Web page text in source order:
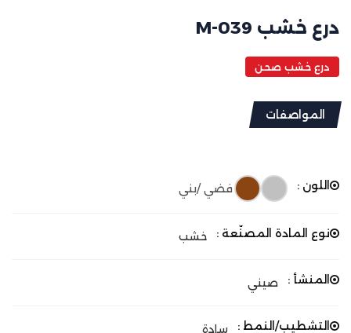
درع خشب M-039
درع خشب صحن
المواصفات
اللون : فضي /بني
نوع المادة المصنّعة : خشب
المنشأ : صيني
التشطيب/النمط : سادة